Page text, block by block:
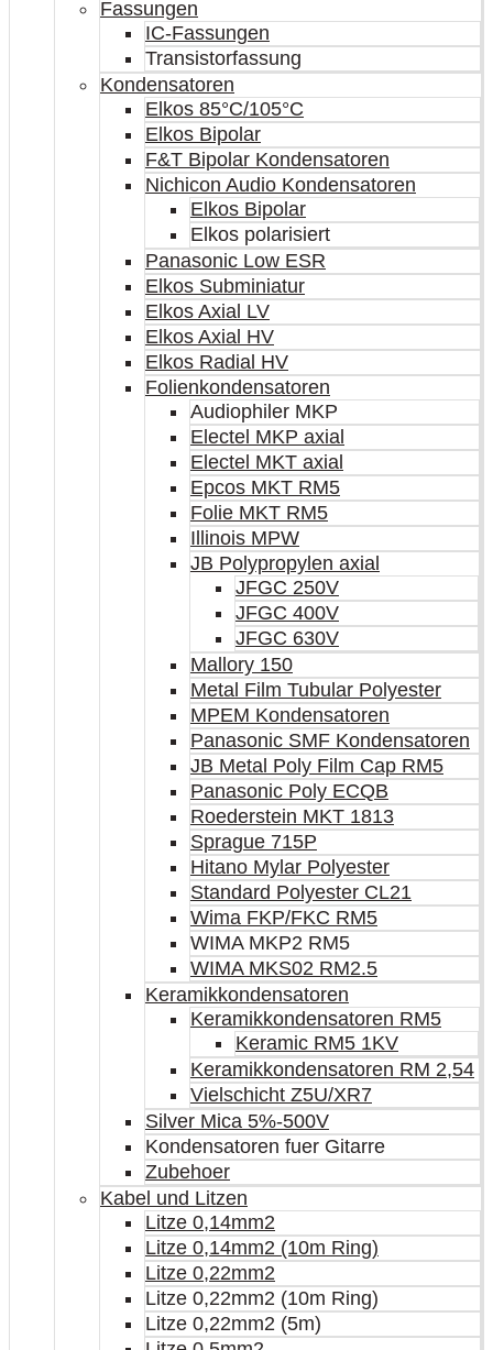
Fassungen
IC-Fassungen
Transistorfassung
Kondensatoren
Elkos 85°C/105°C
Elkos Bipolar
F&T Bipolar Kondensatoren
Nichicon Audio Kondensatoren
Elkos Bipolar
Elkos polarisiert
Panasonic Low ESR
Elkos Subminiatur
Elkos Axial LV
Elkos Axial HV
Elkos Radial HV
Folienkondensatoren
Audiophiler MKP
Electel MKP axial
Electel MKT axial
Epcos MKT RM5
Folie MKT RM5
Illinois MPW
JB Polypropylen axial
JFGC 250V
JFGC 400V
JFGC 630V
Mallory 150
Metal Film Tubular Polyester
MPEM Kondensatoren
Panasonic SMF Kondensatoren
JB Metal Poly Film Cap RM5
Panasonic Poly ECQB
Roederstein MKT 1813
Sprague 715P
Hitano Mylar Polyester
Standard Polyester CL21
Wima FKP/FKC RM5
WIMA MKP2 RM5
WIMA MKS02 RM2.5
Keramikkondensatoren
Keramikkondensatoren RM5
Keramic RM5 1KV
Keramikkondensatoren RM 2,54
Vielschicht Z5U/XR7
Silver Mica 5%-500V
Kondensatoren fuer Gitarre
Zubehoer
Kabel und Litzen
Litze 0,14mm2
Litze 0,14mm2 (10m Ring)
Litze 0,22mm2
Litze 0,22mm2 (10m Ring)
Litze 0,22mm2 (5m)